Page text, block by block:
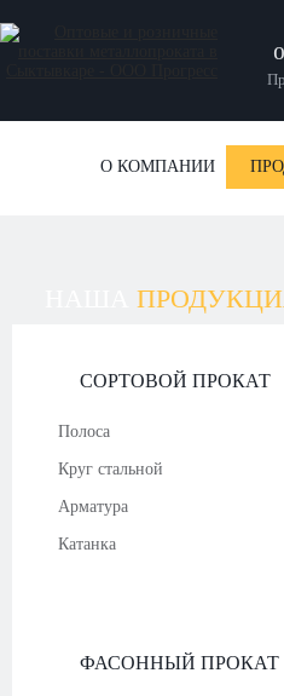
О КОМПАНИИ
СОРТОВОЙ ПРОКАТ
Полоса
Круг стальной
Арматура
Катанка
ФАСОННЫЙ ПРОКАТ